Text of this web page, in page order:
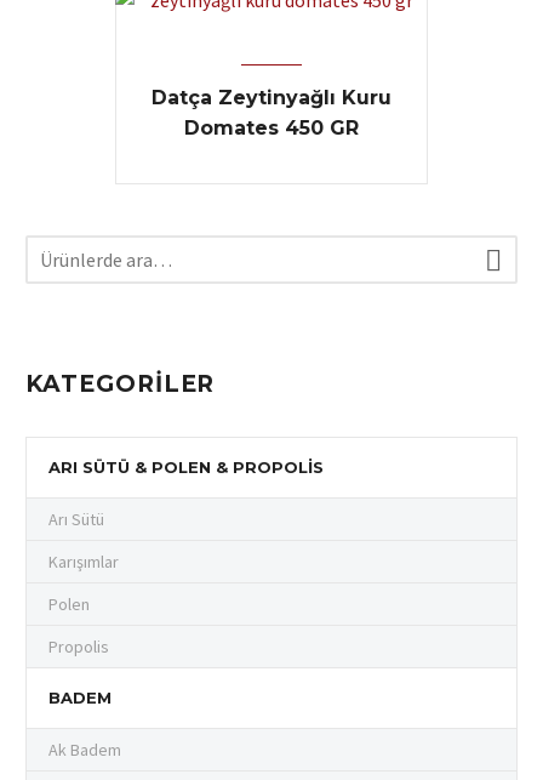
Datça Zeytinyağlı Kuru
Domates 450 GR

KATEGORILER
ARI SÜTÜ & POLEN & PROPOLIS
Arı Sütü
Karışımlar
Polen
Propolis
BADEM
Ak Badem